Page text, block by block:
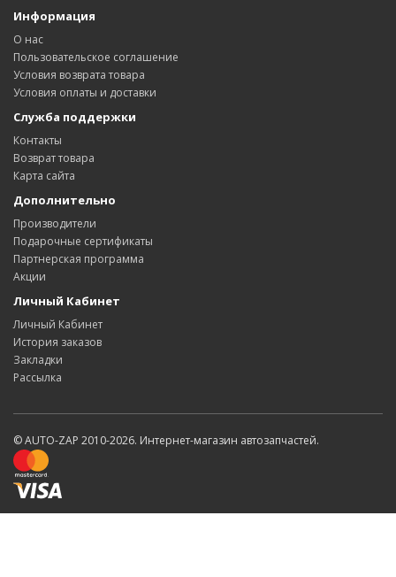
Информация
О нас
Пользовательское соглашение
Условия возврата товара
Условия оплаты и доставки
Служба поддержки
Контакты
Возврат товара
Карта сайта
Дополнительно
Производители
Подарочные сертификаты
Партнерская программа
Акции
Личный Кабинет
Личный Кабинет
История заказов
Закладки
Рассылка
© AUTO-ZAP 2010-2026. Интернет-магазин автозапчастей.